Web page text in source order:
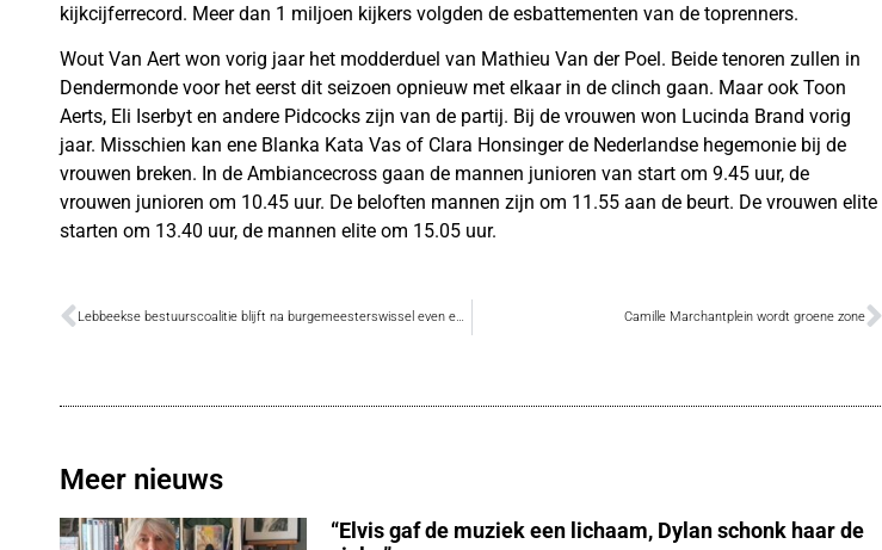
kijkcijferrecord. Meer dan 1 miljoen kijkers volgden de esbattementen van de toprenners.
Wout Van Aert won vorig jaar het modderduel van Mathieu Van der Poel. Beide tenoren zullen in
Dendermonde voor het eerst dit seizoen opnieuw met elkaar in de clinch gaan. Maar ook Toon
Aerts, Eli Iserbyt en andere Pidcocks zijn van de partij. Bij de vrouwen won Lucinda Brand vorig
jaar. Misschien kan ene Blanka Kata Vas of Clara Honsinger de Nederlandse hegemonie bij de
vrouwen breken. In de Ambiancecross gaan de mannen junioren van start om 9.45 uur, de
vrouwen junioren om 10.45 uur. De beloften mannen zijn om 11.55 aan de beurt. De vrouwen elite
starten om 13.40 uur, de mannen elite om 15.05 uur.
Camille Marchantplein wordt groene zone
Meer nieuws
“Elvis gaf de muziek een lichaam, Dylan schonk haar de